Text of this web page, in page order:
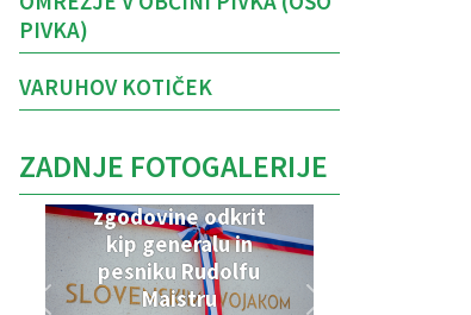
PIVKA)
VARUHOV KOTIČEK
ZADNJE FOTOGALERIJE
V Parku vojaške
zgodovine odkrit
kip generalu in
pesniku Rudolfu
Maistru